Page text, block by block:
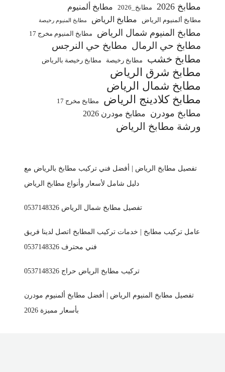
مطابخ 2026 مطابخ_2026 مطابخ ألمنيوم
مطابخ ألمنيوم الرياض مطابخ الرياض مطابخ المنيوم رخيصة
مطابخ المنيوم شمال الرياض مطابخ المنيوم مخرج 17
مطابخ حي الرمال مطابخ حي النرجس
مطابخ خشب مطابخ رخيصة مطابخ رخيصة بالرياض
مطابخ شرق الرياض
مطابخ شمال الرياض
مطابخ كلادينج الرياض
مطابخ مخرج 17
مطابخ مودرن مطابخ مودرن 2026
ورشة مطابخ الرياض
تفصيل مطابخ الرياض | أفضل فني تركيب مطابخ بالرياض مع
دليل شامل لأسعار وأنواع مطابخ الرياض
تفصيل مطابخ شمال الرياض 0537148326
عامل تركيب مطابخ | خدمات تركيب المطابخ اتصل لدينا فريق
فني محترف 0537148326
تركيب مطابخ الرياض حراج 0537148326
تفصيل مطابخ المنيوم الرياض | أفضل مطابخ ألمنيوم مودرن
بأسعار مميزة 2026